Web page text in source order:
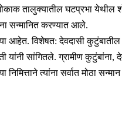
तालुक्यातील घटप्रभा
सन्मानित करण्यात आले.
आहेत. विशेषत: देवदासी
सांगितले. ग्रामीण कुटुंबांना,
निमित्ताने त्यांना सर्वात मोठा